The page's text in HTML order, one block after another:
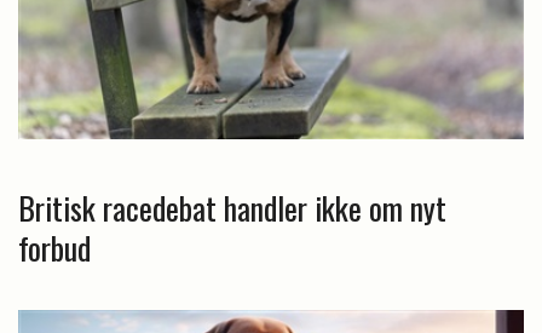
Britisk racedebat handler ikke om nyt
forbud